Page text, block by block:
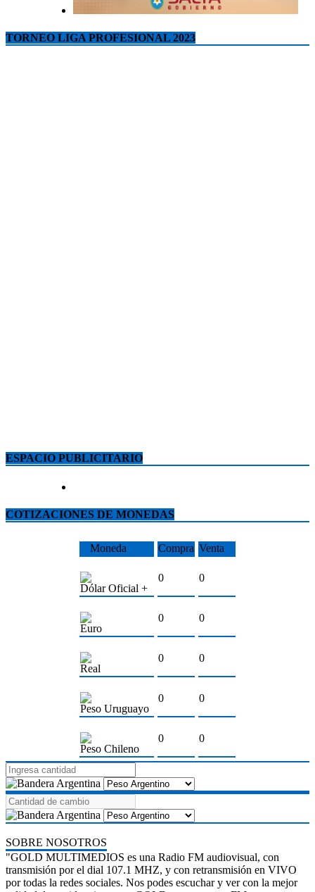
TORNEO LIGA PROFESIONAL 2023
ESPACIO PUBLICITARIO
COTIZACIONES DE MONEDAS
Moneda Compra Venta
Dólar Oficial +
0 0
Euro
0 0
Real
0 0
Peso Uruguayo
0 0
Peso Chileno
0 0
SOBRE NOSOTROS
"GOLD MULTIMEDIOS es una Radio FM audiovisual, con
transmisión por el dial 107.1 MHZ, y con retransmisión en VIVO
por todas la redes sociales. Nos podes escuchar y ver con la mejor